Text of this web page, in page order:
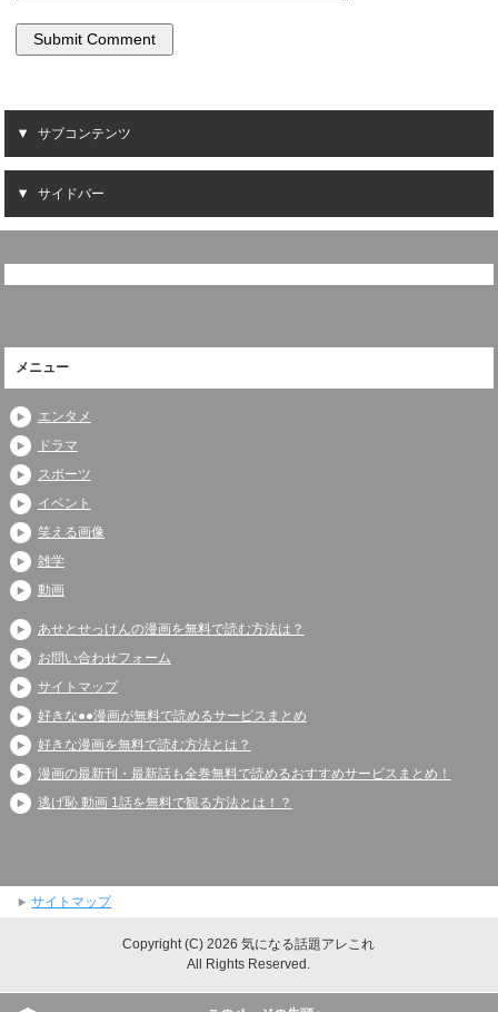
サブコンテンツ
サイドバー
メニュー
エンタメ
ドラマ
スポーツ
イベント
笑える画像
雑学
動画
あせとせっけんの漫画を無料で読む方法は？
お問い合わせフォーム
サイトマップ
好きな●●漫画が無料で読めるサービスまとめ
好きな漫画を無料で読む方法とは？
漫画の最新刊・最新話も全巻無料で読めるおすすめサービスまとめ！
逃げ恥 動画 1話を無料で観る方法とは！？
サイトマップ
Copyright (C) 2026 気になる話題アレこれ
All Rights Reserved.